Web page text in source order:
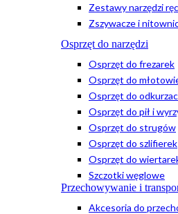
Zestawy narzędzi
Zszywacze i
Osprzęt do narzędzi
Osprzęt do frezarek
Osprzęt do
Osprzęt do
Osprzęt do pił i
Osprzęt do strugów
Osprzęt do szlifierek
Osprzęt do
Szczotki węglowe
Przechowywanie i
Akcesoria do